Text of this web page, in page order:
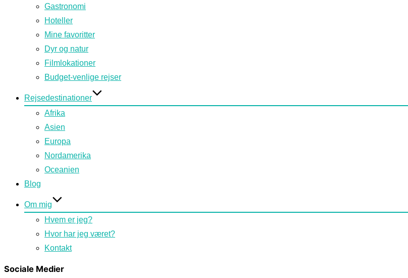
Gastronomi
Hoteller
Mine favoritter
Dyr og natur
Filmlokationer
Budget-venlige rejser
Rejsedestinationer
Afrika
Asien
Europa
Nordamerika
Oceanien
Blog
Om mig
Hvem er jeg?
Hvor har jeg været?
Kontakt
Sociale Medier